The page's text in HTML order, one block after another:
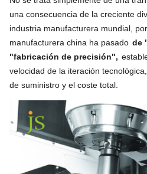
una consecuencia de la creciente
industria manufacturera mundial,
manufacturera china ha pasado de
"fabricación de precisión",
velocidad de la iteración
de suministro y el coste total.